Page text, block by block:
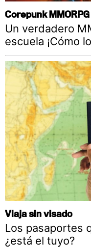
Corepunk MMORPG
Un verdadero
escuela ¡Cómo
Viaja sin visado
Los pasaportes
¿está el tuyo?